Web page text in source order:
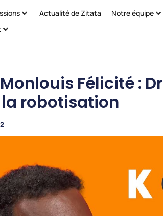
Actualité de Zitata Notre équipe
Félicité :
robotisation